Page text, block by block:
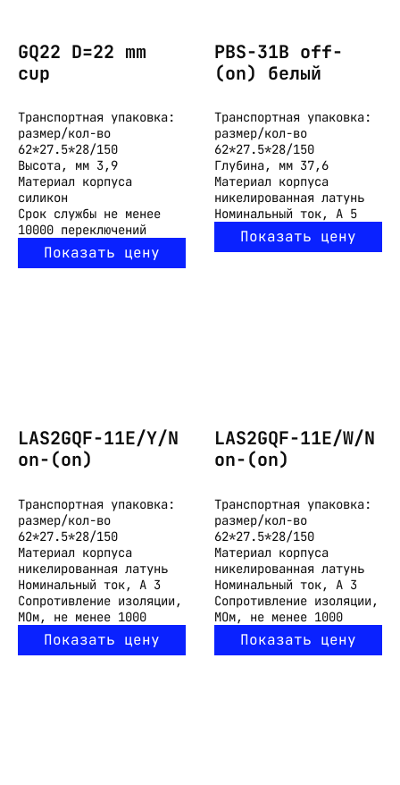
GQ22 D=22 mm
cup
Транспортная упаковка:
размер/кол-во
62*27.5*28/150
Высота, мм 3,9
Материал корпуса
силикон
Срок службы не менее
10000 переключений
Показать цену
PBS-31B off-
(on) белый
Транспортная упаковка:
размер/кол-во
62*27.5*28/150
Глубина, мм 37,6
Материал корпуса
никелированная латунь
Номинальный ток, А 5
Показать цену
LAS2GQF-11E/Y/N
on-(on)
Транспортная упаковка:
размер/кол-во
62*27.5*28/150
Материал корпуса
никелированная латунь
Номинальный ток, А 3
Сопротивление изоляции,
МОм, не менее 1000
Показать цену
LAS2GQF-11E/W/N
on-(on)
Транспортная упаковка:
размер/кол-во
62*27.5*28/150
Материал корпуса
никелированная латунь
Номинальный ток, А 3
Сопротивление изоляции,
МОм, не менее 1000
Показать цену